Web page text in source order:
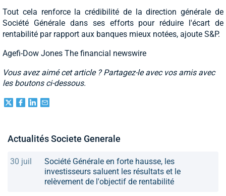
Tout cela renforce la crédibilité de la direction générale de
Société Générale dans ses efforts pour réduire l'écart de
rentabilité par rapport aux banques mieux notées, ajoute S&P.
Agefi-Dow Jones The financial newswire
Vous avez aimé cet article ? Partagez-le avec vos amis avec
les boutons ci-dessous.
Actualités Societe Generale
30 juil
Société Générale en forte hausse, les
investisseurs saluent les résultats et le
relèvement de l'objectif de rentabilité